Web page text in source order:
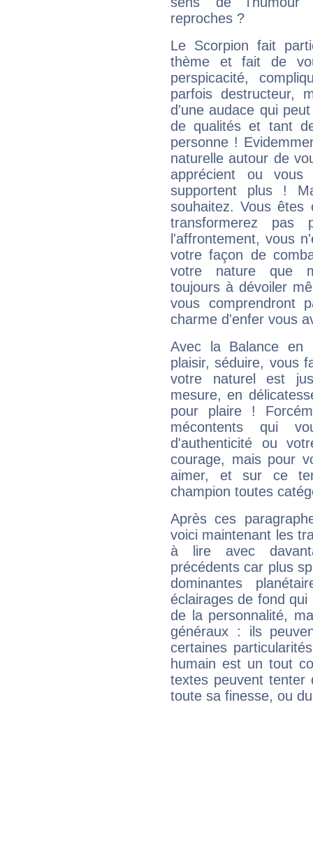
reproches ?
Le Scorpion fait
thème et fait de
perspicacité,
parfois destructeur,
d'une audace qui
de qualités et tant
personne !
naturelle autour de
apprécient ou
supportent plus !
souhaitez. Vous
transformerez
l'affrontement, vous
votre façon de
votre nature que
toujours à dévoiler
vous comprendront
charme d'enfer vous
Avec la Balance en
plaisir, séduire, vous
votre naturel est
mesure, en
pour plaire !
mécontents qui
d'authenticité ou
courage, mais pour
aimer, et sur ce
champion toutes
Après ces
voici maintenant les
à lire avec
précédents car plus
dominantes
éclairages de fond
de la personnalité,
généraux : ils
certaines
humain est un tout
textes peuvent tenter
toute sa finesse, ou